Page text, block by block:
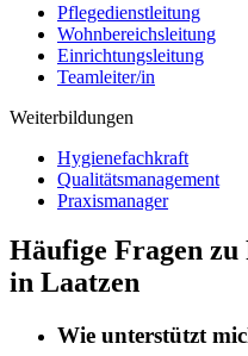
Pflegedienstleitung
Wohnbereichsleitung
Einrichtungsleitung
Teamleiter/in
Weiterbildungen
Hygienefachkraft
Qualitätsmanagement
Praxismanager
Häufige Fragen zu
in Laatzen
Wie unterstützt